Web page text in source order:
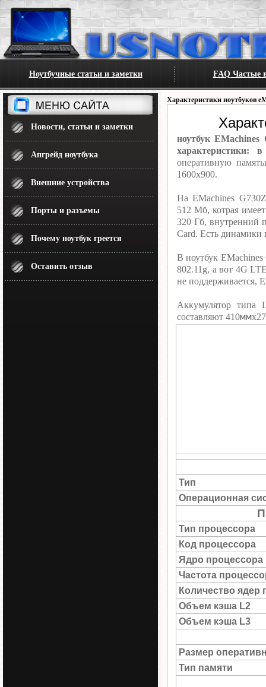
Ноутбучные статьи и заметки FAQ Частые
Новости, статьи и заметки
Апгрейд ноутбука
Внешние устройства
Порты и разъемы
Почему ноутбук греется
Оставить отзыв
Характеристики ноутбуков
ноутбук
характеристики:
оперативную
1600x900.
На EMachines
512 Мб, котрая
320 Гб, внутренний
Card. Есть динамики
В ноутбук
802.11g, а вот 4G
не поддерживается,
Аккумулятор
составляют 410мм
Тип
Операционная
Тип процессора
Код процессора
Ядро процессора
Частота
Количество ядер
Объем кэша L2
Объем кэша L3
Размер
Тип памяти